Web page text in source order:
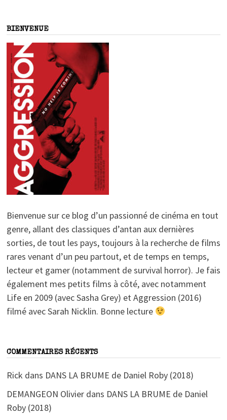
BIENVENUE
Bienvenue sur ce blog d’un passionné de cinéma en tout
genre, allant des classiques d’antan aux dernières
sorties, de tout les pays, toujours à la recherche de films
rares venant d’un peu partout, et de temps en temps,
lecteur et gamer (notamment de survival horror). Je fais
également mes petits films à côté, avec notamment
Life en 2009 (avec Sasha Grey) et Aggression (2016)
filmé avec Sarah Nicklin. Bonne lecture
COMMENTAIRES RÉCENTS
Rick dans DANS LA BRUME de Daniel Roby (2018)
DEMANGEON Olivierdans DANS LA BRUME de Daniel
Roby (2018)